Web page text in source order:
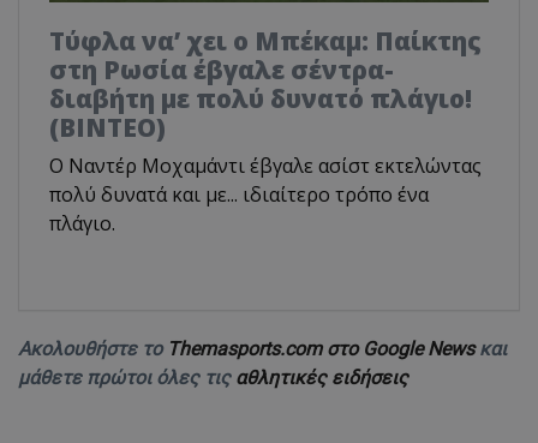
Τύφλα να’ χει ο Μπέκαμ: Παίκτης
στη Ρωσία έβγαλε σέντρα-
διαβήτη με πολύ δυνατό πλάγιο!
(ΒΙΝΤΕΟ)
Ο Ναντέρ Μοχαμάντι έβγαλε ασίστ εκτελώντας
πολύ δυνατά και με... ιδιαίτερο τρόπο ένα
πλάγιο.
Ακολουθήστε το Themasports.com στο Google Newsκαι
μάθετε πρώτοι όλες τις αθλητικές ειδήσεις